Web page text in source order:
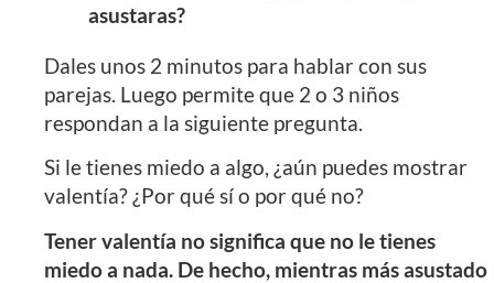
asustaras?
Dales unos 2 minutos para hablar con sus
parejas. Luego permite que 2 o 3 niños
respondan a la siguiente pregunta.
Si le tienes miedo a algo, ¿aún puedes mostrar
valentía? ¿Por qué sí o por qué no?
Tener valentía no significa que no le tienes
miedo a nada. De hecho, mientras más asustado